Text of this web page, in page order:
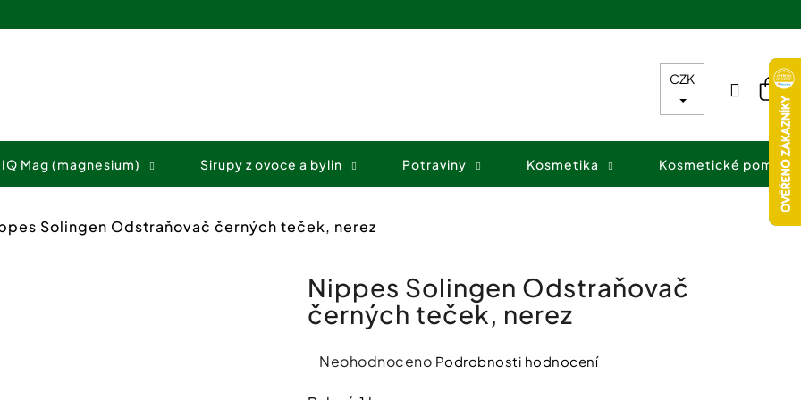
Mag (magnesium) Sirupy z ovoce a bylin Potraviny Kosmetika Kosmetické
CZK
Solingen Odstraňovač černých teček, nerez
Průměrné
Neohodnoceno Podrobnosti hodnocení
Nippes Solingen Odstraňovač
černých teček, nerez
HLEDAT